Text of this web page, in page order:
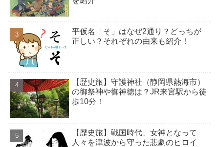
平仮名「そ」はなぜ2通り？どっちが
正しい？それぞれの由来も紹介！
【歴史旅】守護神社（静岡県熱海市）
の御祭神や御神徳は？JR来宮駅から徒
歩10分！
【歴史旅】戦国時代、女神となって
人々を津波から守った悲劇のヒロイ